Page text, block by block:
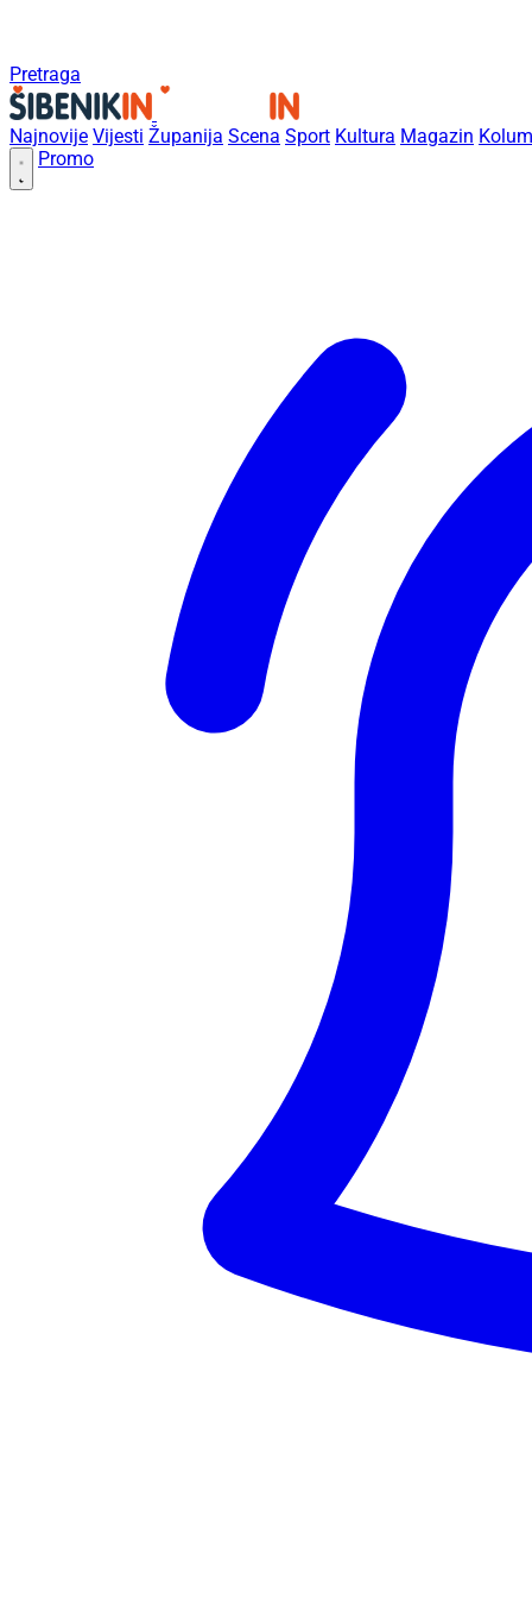
Pretraga
Najnovije Vijesti Županija Scena Sport Kultura Magazin
Promo